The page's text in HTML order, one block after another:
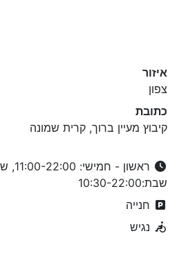
איזור
צפון
כתובת
קיבוץ מעיין ברוך, קרית שמונה
שבת:10:30-22:00
חנייה
נגיש